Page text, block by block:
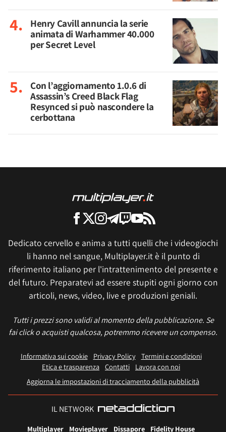
Henry Cavill annuncia la serie
animata di Warhammer 40.000
per Secret Level
Con l’aggiornamento 1.0.6 di
Assassin’s Creed Black Flag
Resynced si può nascondere la
cerbottana
Dedicato cervello e anima a tutti quelli che i videogiochi
li hanno nel sangue, Multiplayer.it è il punto di
riferimento italiano per l'intrattenimento del presente e
del futuro. Preparatevi ad essere stupiti ogni giorno con
articoli, news, video, live e produzioni geniali.
Tutti i prezzi sono validi al momento della pubblicazione. Se
fai click o acquisti qualcosa, potremmo ricevere un compenso.
Informativa sui cookie Privacy Policy
Termini e condizioni
Etica e trasparenza Contatti
Lavora con noi
Aggiorna le impostazioni di tracciamento della pubblicità
IL NETWORK
Multiplayer Movieplayer Dissapore Fidelity House